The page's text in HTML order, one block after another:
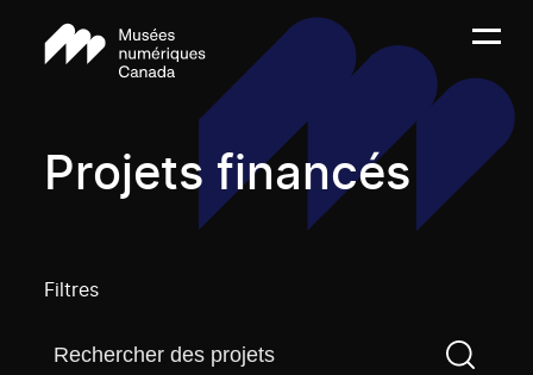
Projets financés
Filtres
Trouvez un projetVous devez saisir un terme de